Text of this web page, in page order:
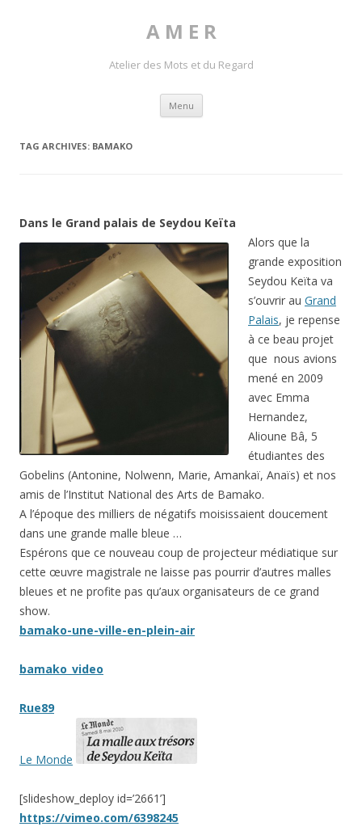
A M E R
Atelier des Mots et du Regard
Menu Skip to content
TAG ARCHIVES: BAMAKO
Dans le Grand palais de Seydou Keïta
Alors que la
grande exposition
Seydou Keïta va
s’ouvrir au Grand
Palais, je repense
à ce beau projet
que nous avions
mené en 2009
avec Emma
Hernandez,
Alioune Bâ, 5
étudiantes des
Gobelins (Antonine, Nolwenn, Marie, Amankaï, Anaïs) et nos
amis de l’Institut National des Arts de Bamako.
A l’époque des milliers de négatifs moisissaient doucement
dans une grande malle bleue …
Espérons que ce nouveau coup de projecteur médiatique sur
cette œuvre magistrale ne laisse pas pourrir d’autres malles
bleues et ne profite pas qu’aux organisateurs de ce grand
show.
bamako-une-ville-en-plein-air
bamako_video
Rue89
Le Monde
[slideshow_deploy id=’2661’]
https://vimeo.com/6398245